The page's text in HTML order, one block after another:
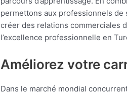
permettons aux professionnels de
créer des relations commerciales
l’excellence professionnelle en
Améliorez votre
Dans le marché mondial